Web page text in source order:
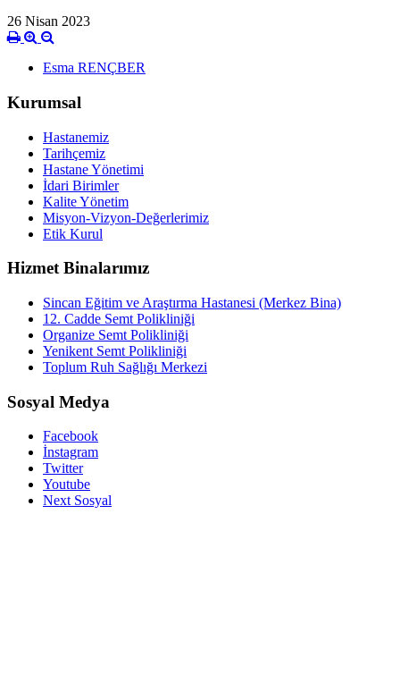
26 Nisan 2023
Esma RENÇBER
Kurumsal
Hastanemiz
Tarihçemiz
Hastane Yönetimi
İdari Birimler
Kalite Yönetim
Misyon-Vizyon-Değerlerimiz
Etik Kurul
Hizmet Binalarımız
Sincan Eğitim ve Araştırma Hastanesi (Merkez Bina)
12. Cadde Semt Polikliniği
Organize Semt Polikliniği
Yenikent Semt Polikliniği
Toplum Ruh Sağlığı Merkezi
Sosyal Medya
Facebook
İnstagram
Twitter
Youtube
Next Sosyal